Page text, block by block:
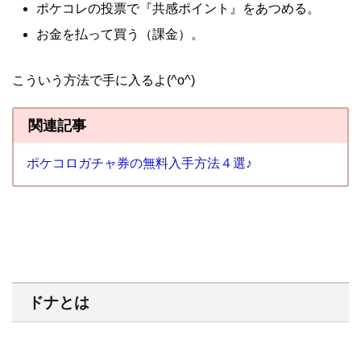
ポケコレの投票で『共感ポイント』をあつめる。
お金を払って買う（課金）。
こういう方法で手に入るよ(^o^)
関連記事
ポケコロガチャ券の無料入手方法４選♪
ドナとは